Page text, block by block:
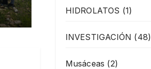
la
HIDROLATOS (1)
INVESTIGACIÓN (48)
Musáceas (2)